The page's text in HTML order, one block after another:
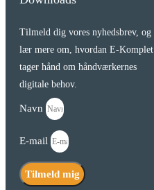
Tilmeld dig vores nyhedsbrev, og
lær mere om, hvordan E-Komplet
tager hånd om håndværkernes
digitale behov.
Navn
E-mail
Tilmeld mig